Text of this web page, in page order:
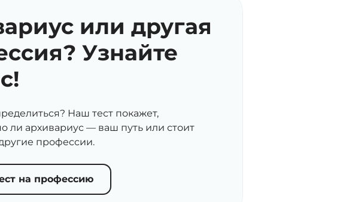
или другая
Узнайте
Наш тест покажет,
ли архивариус — ваш путь или стоит
профессии.
на профессию